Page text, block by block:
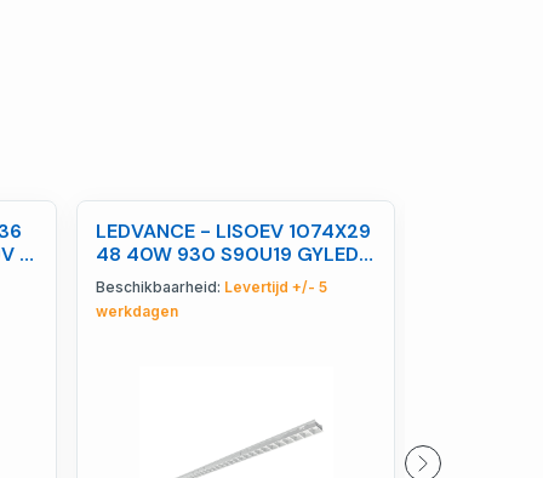
-
LEDVANCE - LISOEV 1074X29
48 40W 930 S90U19 GYLEDV
- 4099854284359
Beschikbaarheid: Levertijd +/- 5
werkdagen